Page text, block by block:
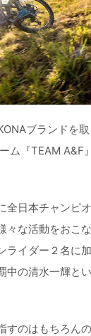
ブランドを
ム『TEAM A&F
全日本チャンピ
々な活動をおこ
ライダー２名に
中の清水一輝と
すのはもちろん